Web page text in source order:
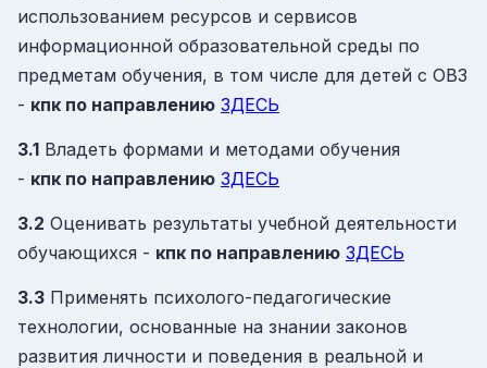
использованием ресурсов и сервисов
информационной образовательной среды по
предметам обучения, в том числе для детей с ОВЗ
- кпк по направлению ЗДЕСЬ
3.1 Владеть формами и методами обучения
- кпк по направлению ЗДЕСЬ
3.2 Оценивать результаты учебной деятельности
обучающихся - кпк по направлению ЗДЕСЬ
3.3 Применять психолого-педагогические
технологии, основанные на знании законов
развития личности и поведения в реальной и